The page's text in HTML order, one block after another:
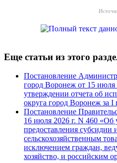
Еще статьи из этого
Постановление
город Воронеж от 15 июля
утверждении отчета об
округа город Воронеж за I
Постановление
16 июля 2026 г. N 460 «Об
предоставления субсидии
сельскохозяйственным
исключением граждан,
хозяйство, и российским